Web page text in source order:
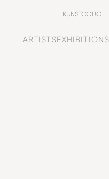
ARTISTSEXHIBITIONS
KUNSTCOUCH